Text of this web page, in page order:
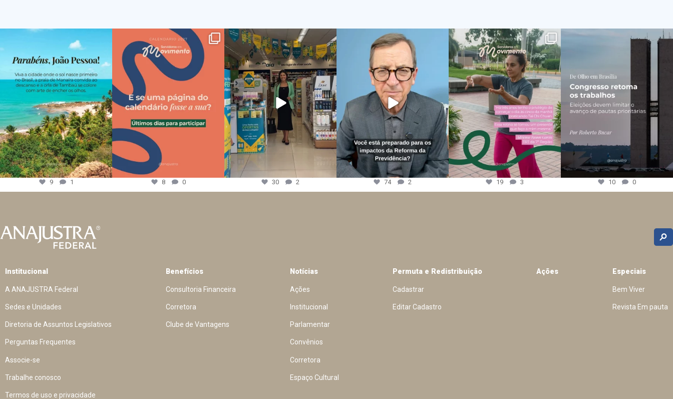
9 1 8 0 30 2 74 2 19 3 10 0
Institucional
A ANAJUSTRA Federal
Sedes e Unidades
Diretoria de Assuntos Legislativos
Perguntas Frequentes
Associe-se
Trabalhe conosco
Termos de uso e privacidade
Benefícios
Consultoria Financeira
Corretora
Clube de Vantagens
Notícias
Ações
Institucional
Parlamentar
Convênios
Corretora
Espaço Cultural
Permuta e Redistribuição
Cadastrar
Editar Cadastro
Ações Especiais
Bem Viver
Revista Em pauta